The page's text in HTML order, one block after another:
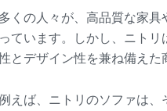
多くの人々が、高品質な家
っています。しかし、ニト
とデザイン性を兼ね備えた
えば、ニトリのソファは、